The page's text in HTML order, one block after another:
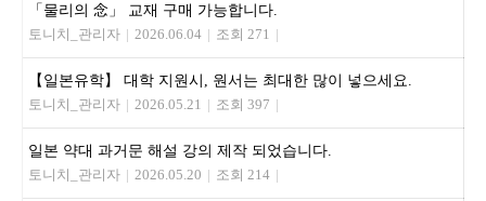
「물리의 念」 교재 구매 가능합니다.
토니치_관리자 | 2026.06.04 | 조회 271 |
【일본유학】 대학 지원시, 원서는 최대한 많이 넣으세요.
토니치_관리자 | 2026.05.21 | 조회 397 |
일본 약대 과거문 해설 강의 제작 되었습니다.
토니치_관리자 | 2026.05.20 | 조회 214 |